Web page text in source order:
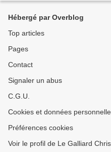
Hébergé par Overblog
Top articles
Pages
Contact
Signaler un abus
C.G.U.
Cookies et données
Préférences cookies
Voir le profil de Le Galliard